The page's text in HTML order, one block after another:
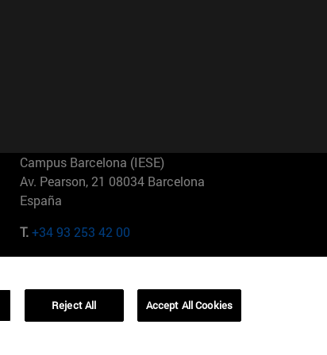
Campus Barcelona (IESE)
Av. Pearson, 21 08034 Barcelona
España
T.+34 93 253 42 00
01321001 Bela Vista Brasil
Reject All Accept All Cookies